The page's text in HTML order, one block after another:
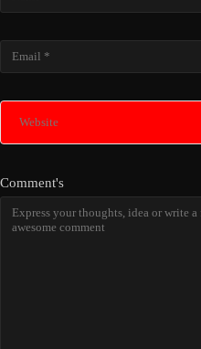
Comment's